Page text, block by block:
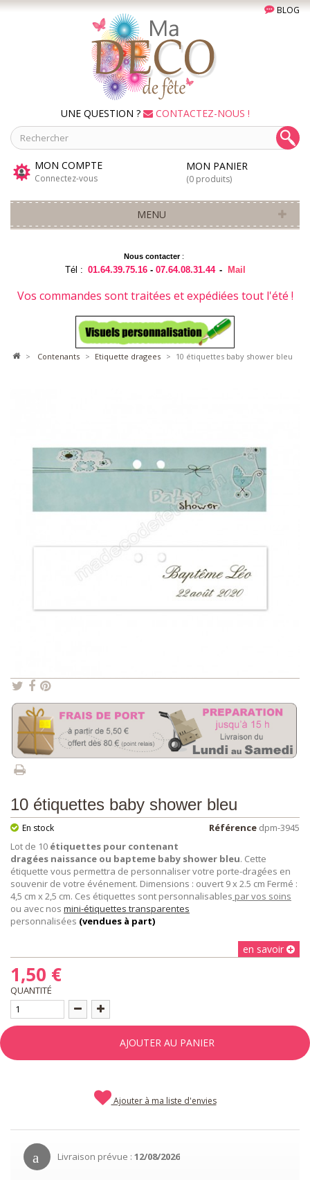
BLOG
UNE QUESTION ? CONTACTEZ-NOUS !
MON COMPTE
Connectez-vous
MON PANIER
(0 produits)
MENU
Nous contacter:
Tél : 01.64.39.75.16 -07.64.08.31.44 - Mail
Vos commandes sont traitées et expédiées tout l'été !
> contenants > etiquette dragees > 10 étiquettes baby shower bleu
10 étiquettes baby shower bleu
Référence dpm-3945
En stock
Lot de 10 étiquettes pour contenant
dragées naissance ou bapteme baby shower bleu. Cette
étiquette vous permettra de personnaliser votre porte-dragées en
souvenir de votre événement. Dimensions : ouvert 9 x 2.5 cm Fermé :
4,5 cm x 2,5 cm. Ces étiquettes sont personnalisables par vos soins
ou avec nos mini-étiquettes transparentes
personnalisées (vendues à part)
en savoir
1,50 €
QUANTITÉ
AJOUTER AU PANIER
Ajouter à ma liste d'envies
Livraison prévue : 12/08/2026